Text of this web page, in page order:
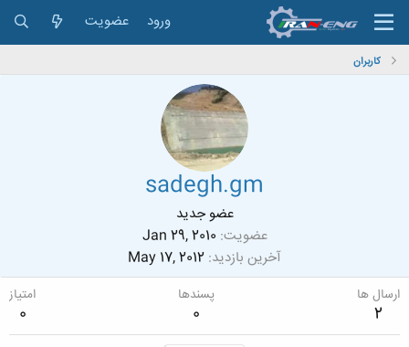
ورود عضویت
کاربران
sadegh.gm
عضو جدید
عضویت Jan 29, 2010
آخرین بازدید May 17, 2012
ارسال ها
2
پسندها
0
امتیاز
0